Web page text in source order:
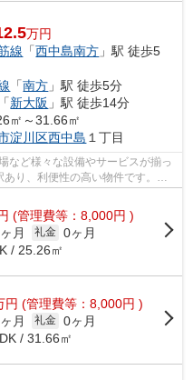
万円
線 「西中島南方 」駅 徒歩5
「南方 」駅 徒歩5分
「新大阪 」駅 徒歩14分
㎡～31.66㎡
淀川区西中島 １丁目
など様々な設備やサービスが揃っ
り、利便性の高い物件です。良
(管理費等：8,000円 )
月 礼金 0ヶ月
/ 25.26㎡
円 (管理費等：8,000円 )
月 礼金 0ヶ月
/ 31.66㎡